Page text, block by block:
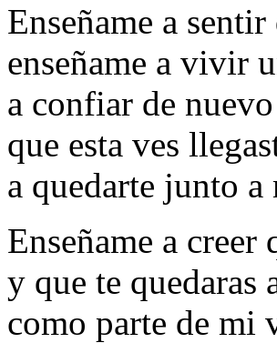
Enseñame a
enseñame a vivir
a confiar de
que esta ves
a quedarte junto a
Enseñame a creer
y que te quedaras
como parte de mi